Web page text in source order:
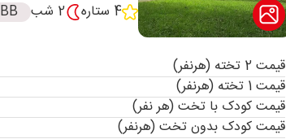
4 ستاره
2 شب BB
قیمت 2 تخته (هرنفر)
قیمت 1 تخته (هرنفر)
قیمت کودک با تخت (هر نفر)
قیمت کودک بدون تخت (هرنفر)